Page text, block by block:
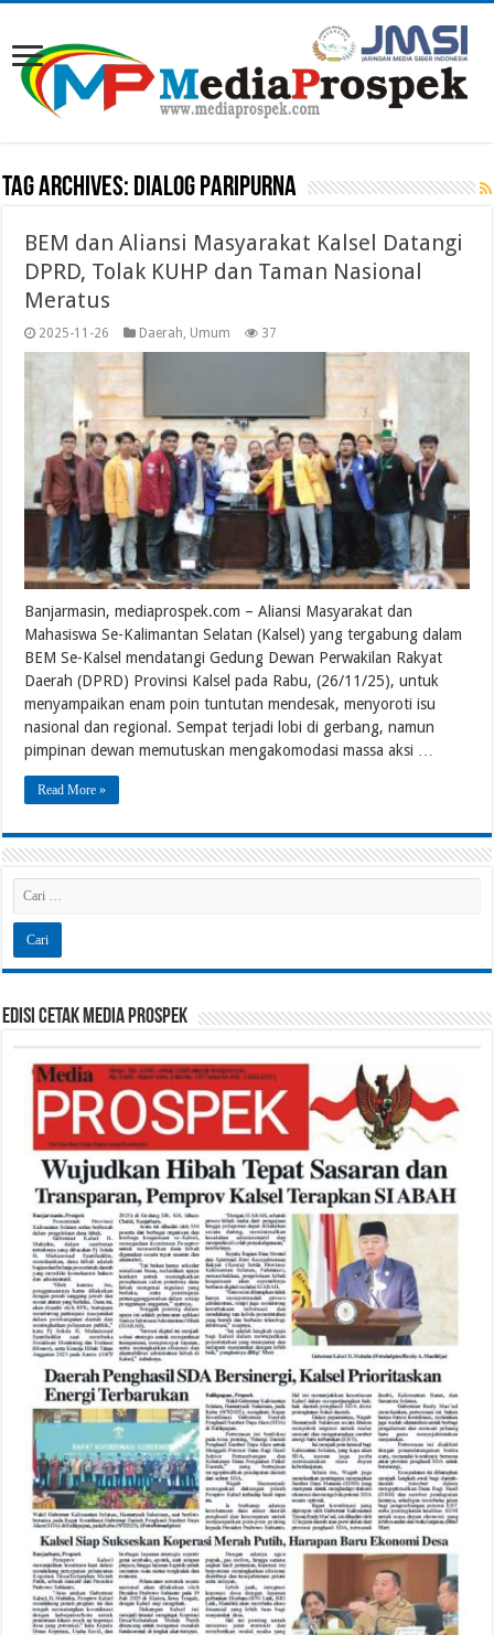
Tag Archives: DIALOG PARIPURNA
BEM dan Aliansi Masyarakat Kalsel Datangi
DPRD, Tolak KUHP dan Taman Nasional
Meratus
2025-11-26 Daerah, Umum 37
Banjarmasin, mediaprospek.com – Aliansi Masyarakat dan
Mahasiswa Se-Kalimantan Selatan (Kalsel) yang tergabung dalam
BEM Se-Kalsel mendatangi Gedung Dewan Perwakilan Rakyat
Daerah (DPRD) Provinsi Kalsel pada Rabu, (26/11/25), untuk
menyampaikan enam poin tuntutan mendesak, menyoroti isu
nasional dan regional. Sempat terjadi lobi di gerbang, namun
pimpinan dewan memutuskan mengakomodasi massa aksi …
Read More »
Edisi Cetak Media Prospek